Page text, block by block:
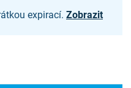
expirací. Zobrazit